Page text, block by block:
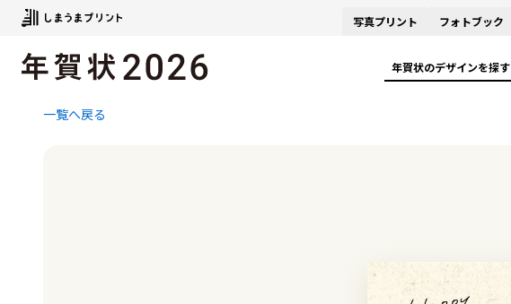
写真プリント フォトブック
年賀状のデザインを探す
一覧へ戻る